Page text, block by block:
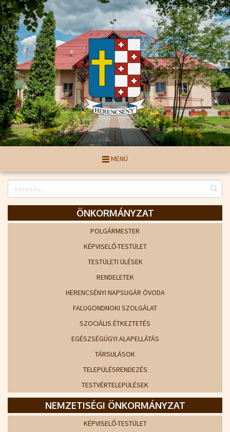
MENÜ
ÖNKORMÁNYZAT
POLGÁRMESTER
KÉPVISELŐ-TESTÜLET
TESTÜLETI ÜLÉSEK
RENDELETEK
HERENCSÉNYI NAPSUGÁR ÓVODA
FALUGONDNOKI SZOLGÁLAT
SZOCIÁLIS ÉTKEZTETÉS
EGÉSZSÉGÜGYI ALAPELLÁTÁS
TÁRSULÁSOK
TELEPÜLÉSRENDEZÉS
TESTVÉRTELEPÜLÉSEK
NEMZETISÉGI ÖNKORMÁNYZAT
KÉPVISELŐ-TESTÜLET